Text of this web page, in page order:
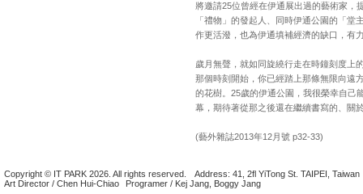
將邀請25位曾經在伊通展出過的藝術家，
「禮物」的發起人、同時伊通公園的「
作更活潑，也為伊通填補經濟的缺口，有
歲月無聲，就如同旋繞行走在時鐘刻度上
那個時刻開始，你已經踏上那條無限向遠
的花樹。25歲的伊通公園，我很榮幸自己
幕，期待著從那之後還在繼續書寫的、
(藝外雜誌2013年12月號 p32-33)
Copyright © IT PARK 2026. All rights reserved.
Address: 41, 2fl YiTong St. TAIPEI, Taiwan
Art Director / Chen Hui-Chiao
Programer / Kej Jang, Boggy Jang